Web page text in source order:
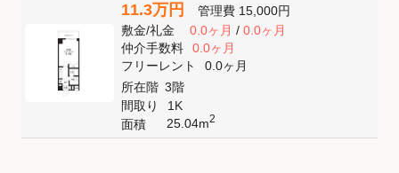
11.3万円 管理費 15,000円
敷金/礼金 0.0ヶ月/ 0.0ヶ月
仲介手数料
0.0ヶ月
フリーレント
0.0ヶ月
所在階 3階
間取り
1K
面積
25.04m2